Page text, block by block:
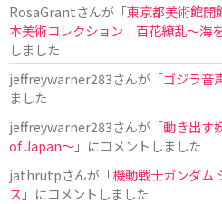
RosaGrantさんが「東京都美術館
本美術コレクション 百花繚乱～海
しました
jeffreywarner283さんが「ゴジラ音
ました
jeffreywarner283さんが「動き出す
of Japan〜」にコメントしました
jathrutpさんが「機動戦士ガンダム
ス 」にコメントしました